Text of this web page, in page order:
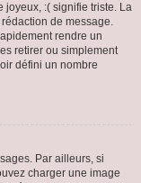
joyeux, :( signifie triste. La
de message.
rendre un
retirer ou simplement
défini un nombre
Par ailleurs, si
charger une image